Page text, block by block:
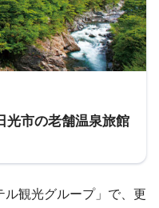
光市の老舗温泉旅館
ル観光グループ」で、更